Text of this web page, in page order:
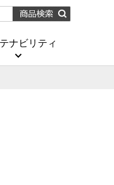
ナビリティ